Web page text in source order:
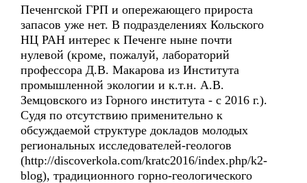
Печенгской ГРП и опережающего прироста
запасов уже нет. В подразделениях Кольского
НЦ РАН интерес к Печенге ныне почти
нулевой (кроме, пожалуй, лабораторий
профессора Д.В. Макарова из Института
промышленной экологии и к.т.н. А.В.
Земцовского из Горного института - с 2016 г.).
Судя по отсутствию применительно к
обсуждаемой структуре докладов молодых
региональных исследователей-геологов
(http://discoverkola.com/kratc2016/index.php/k2-
blog), традиционного горно-геологического